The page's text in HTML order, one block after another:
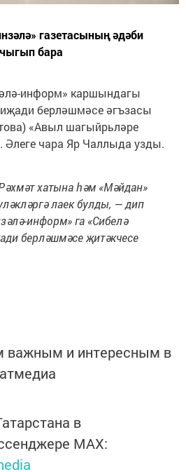
газетасының әдәби
бара
информ» каршындагы
берләшмәсе әгъзасы
«Авыл шагыйрьләре
чара Яр Чаллыда узды.
хатына һәм «Мәйдан»
лаек булды, — дип
информ» га «Сибелә
берләшмәсе җитәкчесе
важным и интересным в
в
MАХ: